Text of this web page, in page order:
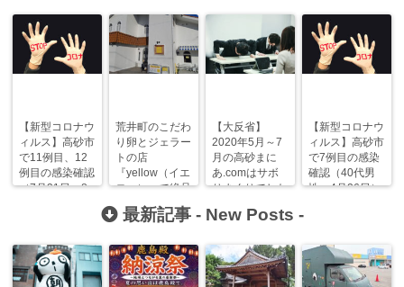
【新型コロナウ
ィルス】高砂市
で11例目、12
例目の感染確認
（7月31日・8
荒井町のこだわ
り卵とジェラー
トの店
『yellow（イエ
ロー）」で絶品
ジェラートを食
べてきた！
【大反省】
2020年5月～7
月の高砂まに
あ.comはサボ
りまくりでした
目】
【新型コロナウ
ィルス】高砂市
で7例目の感染
確認（40代男
性・4月26日）
最新記事 - New Posts -